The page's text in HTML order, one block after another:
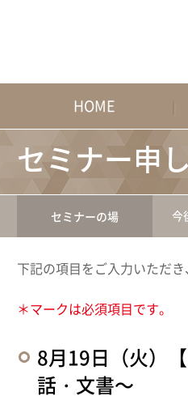
HOME
セミナー申
セミナーの場 今
下記の項目をご入力いただ
＊マークは必須項目です。
8月19日（火）
話・文書～